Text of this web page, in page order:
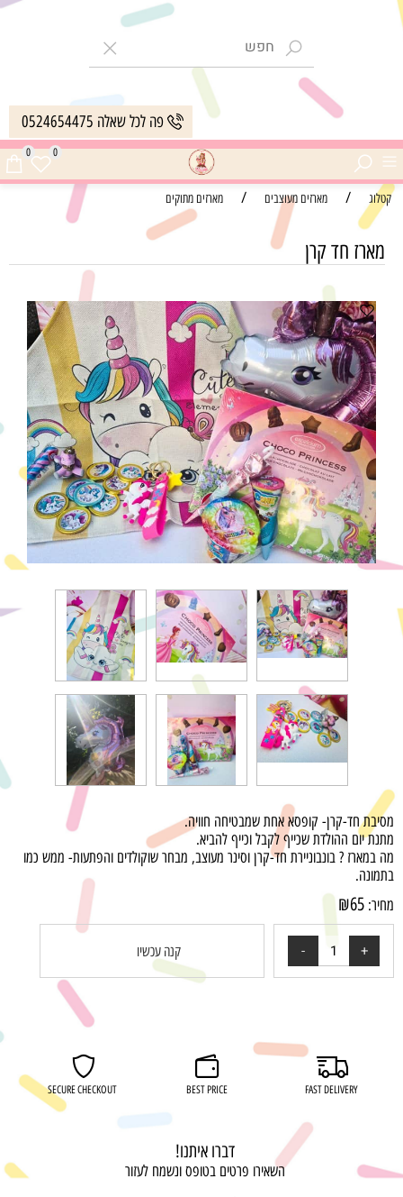
פה לכל שאלה 0524654475
0 0
קטלוג / מארזים מעוצבים / מארזים מתוקים
מארז חד קרן
מסיבת חד-קרן- קופסא אחת שמבטיחה חוויה.
מתנת יום ההולדת שכייף לקבל וכייף להביא.
מה במארז ? בונבוניירת חד-קרן וסינר מעוצב, מבחר שוקולדים והפתעות- ממש כמו
בתמונה.
מחיר:
₪65
קנה עכשיו
FAST DELIVERY
BEST PRICE
SECURE CHECKOUT
דברו איתנו!
השאירו פרטים בטופס ונשמח לעזור